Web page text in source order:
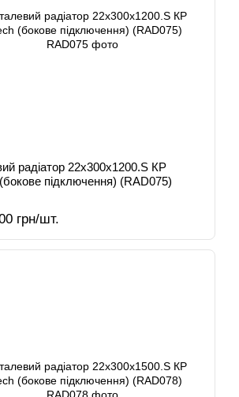
радіатор 22х300х1200.S КР
підключення) (RAD075)
грн/шт.